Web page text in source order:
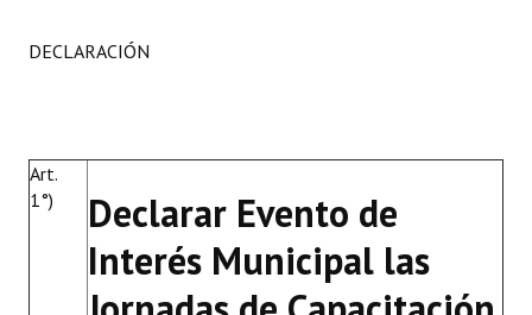
DECLARACIÓN
Art.
1°)
Declarar Evento de
Interés Municipal las